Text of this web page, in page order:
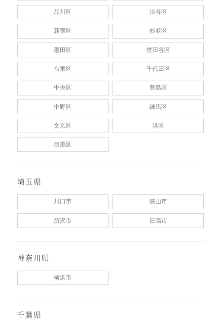
品川区 渋谷区
新宿区 杉並区
墨田区 世田谷区
台東区 千代田区
中央区 豊島区
中野区 練馬区
文京区 港区
目黒区
埼玉県
川口市 狭山市
所沢市 日高市
神奈川県
横浜市
千葉県